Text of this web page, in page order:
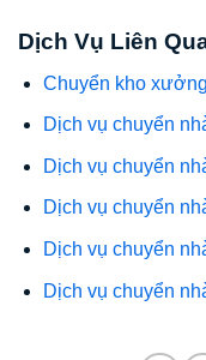
Dịch Vụ Liên
Chuyển kho
Dịch vụ chuyển
Dịch vụ chuyển
Dịch vụ chuyển
Dịch vụ chuyển
Dịch vụ chuyển